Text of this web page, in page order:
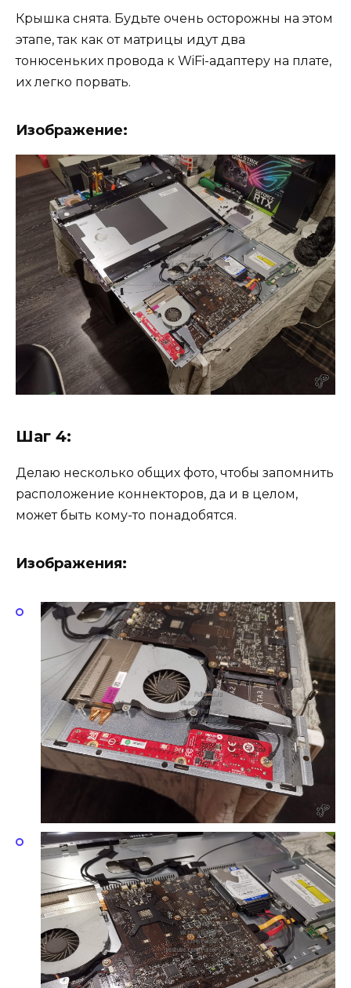
Крышка снята. Будьте очень осторожны на этом
этапе, так как от матрицы идут два
тонюсеньких провода к WiFi-адаптеру на плате,
их легко порвать.
Изображение:
Шаг 4:
Делаю несколько общих фото, чтобы запомнить
расположение коннекторов, да и в целом,
может быть кому-то понадобятся.
Изображения: